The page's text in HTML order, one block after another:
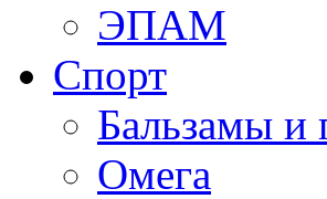
ЭПАМ
Спорт
Бальзамы и
Омега